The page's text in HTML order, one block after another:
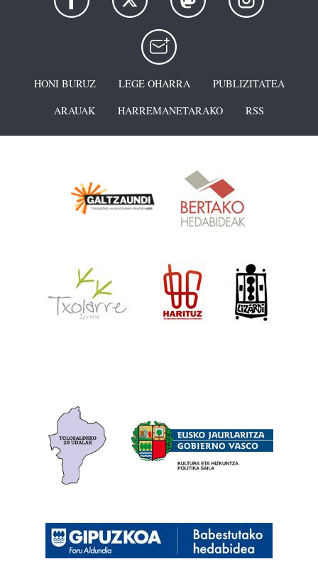
HONI BURUZ LEGE OHARRA
PUBLIZITATEA
ARAUAK
HARREMANETARAKO RSS